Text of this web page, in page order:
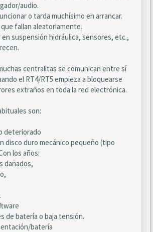
audio.
o tarda muchísimo en arrancar.
fallan aleatoriamente.
suspensión hidráulica, sensores, etc.,
centralitas se comunican entre sí
el RT4/RT5 empieza a bloquearse
extraños en toda la red electrónica.
son:
deteriorado
disco duro mecánico pequeño (tipo
los años:
dañados,
de batería o baja tensión.
batería